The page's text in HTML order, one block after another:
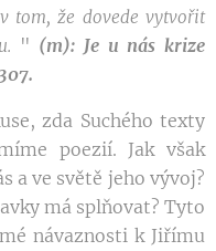
v tom, že dovede vytvořit
" (m): Je u nás krize
zda Suchého texty
poezií. Jak však
a ve světě jeho vývoj?
má splňovat? Tyto
návaznosti k Jiřímu